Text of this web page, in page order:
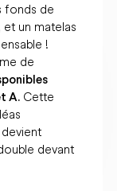
fonds de
un matelas
!
de
A.Cette
devient
devant